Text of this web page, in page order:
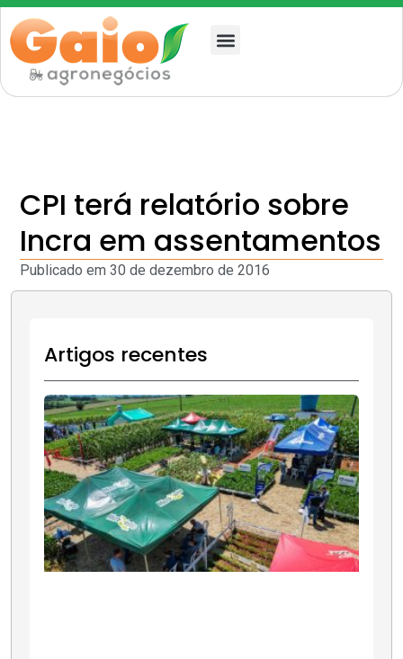
CPI terá relatório sobre
Incra em assentamentos
Publicado em 30 de dezembro de 2016
Artigos recentes